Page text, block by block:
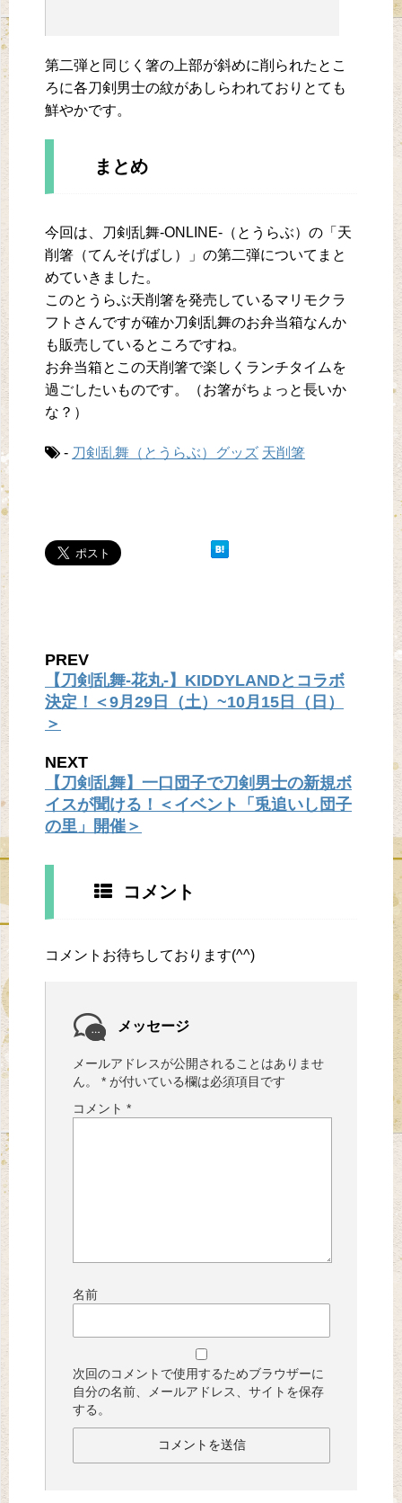
第二弾と同じく箸の上部が斜めに削られたとこ
ろに各刀剣男士の紋があしらわれておりとても
鮮やかです。
まとめ
今回は、刀剣乱舞-ONLINE-（とうらぶ）の「天
削箸（てんそげばし）」の第二弾についてまと
めていきました。
このとうらぶ天削箸を発売しているマリモクラ
フトさんですが確か刀剣乱舞のお弁当箱なんか
も販売しているところですね。
お弁当箱とこの天削箸で楽しくランチタイムを
過ごしたいものです。（お箸がちょっと長いか
な？）
- 刀剣乱舞（とうらぶ）グッズ 天削箸
PREV
【刀剣乱舞-花丸-】KIDDYLANDとコラボ
決定！＜9月29日（土）~10月15日（日）
＞
NEXT
【刀剣乱舞】一口団子で刀剣男士の新規ボ
イスが聞ける！＜イベント「兎追いし団子
の里」開催＞
コメント
コメントお待ちしております(^^)
メッセージ
メールアドレスが公開されることはありませ
ん。
* が付いている欄は必須項目です
コメント *
名前
次回のコメントで使用するためブラウザーに
自分の名前、メールアドレス、サイトを保存
する。